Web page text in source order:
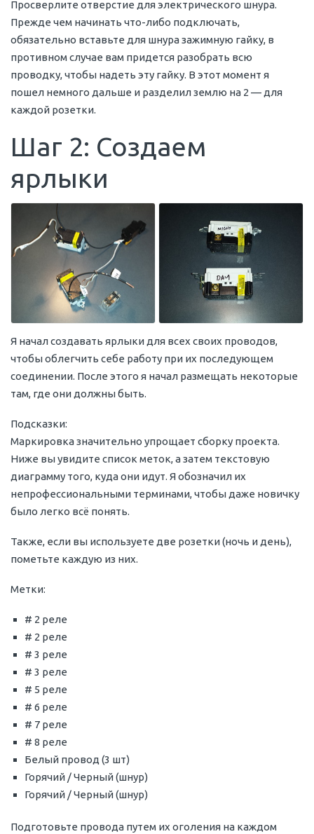
Просверлите отверстие для электрического шнура.
Прежде чем начинать что-либо подключать,
обязательно вставьте для шнура зажимную гайку, в
противном случае вам придется разобрать всю
проводку, чтобы надеть эту гайку. В этот момент я
пошел немного дальше и разделил землю на 2 — для
каждой розетки.
Шаг 2: Создаем
ярлыки
Я начал создавать ярлыки для всех своих проводов,
чтобы облегчить себе работу при их последующем
соединении. После этого я начал размещать некоторые
там, где они должны быть.
Подсказки:
Маркировка значительно упрощает сборку проекта.
Ниже вы увидите список меток, а затем текстовую
диаграмму того, куда они идут. Я обозначил их
непрофессиональными терминами, чтобы даже новичку
было легко всё понять.
Также, если вы используете две розетки (ночь и день),
пометьте каждую из них.
Метки:
# 2 реле
# 2 реле
# 3 реле
# 3 реле
# 5 реле
# 6 реле
# 7 реле
# 8 реле
Белый провод (3 шт)
Горячий / Черный (шнур)
Горячий / Черный (шнур)
Подготовьте провода путем их оголения на каждом